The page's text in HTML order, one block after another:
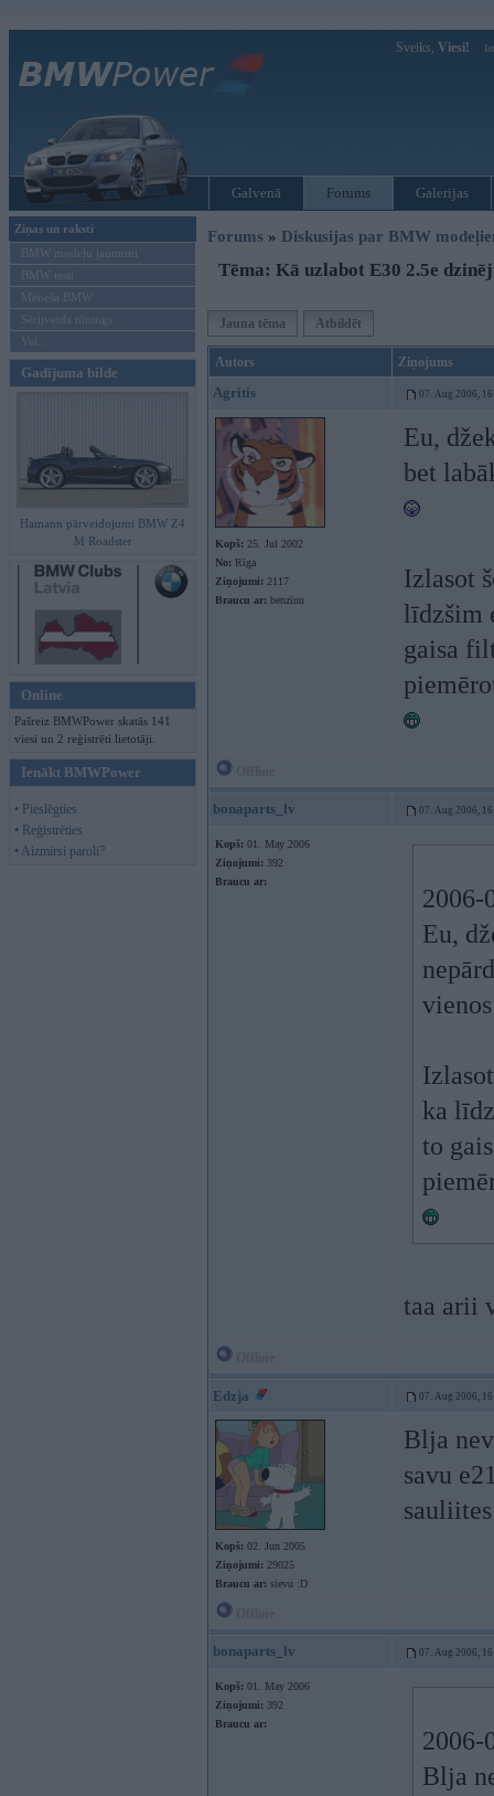
Sveiks, Viesi!
Galvenā Forums Galerijas
Ziņas un raksti
BMW modeļu jaunumi
BMW testi
Mēneša BMW
Sērijveida tūnings
Vel...
Gadījuma bilde
Hamann pārveidojumi BMW Z4
M Roadster
Online
Pašreiz BMWPower skatās 141
viesi un 2 reģistrēti lietotāji.
Ienākt BMWPower
• Pieslēgties
• Reģistrēties
• Aizmirsi paroli?
Forums » Diskusijas par BMW
Tēma: Kā uzlabot E30 2.5e
Jauna tēma Atbildēt
Autors Ziņojums
Agritis 07. Aug 2006,
Kopš: 25. Jul 2002
No: Rīga
Ziņojumi: 2117
Braucu ar: benzīnu
Eu,
bet
Izlasot
līdzšim
gaisa
bonaparts_lv 07. Aug 2006,
Kopš: 01. May 2006
Ziņojumi: 392
Braucu ar:
2006-
Eu,
ka
to
taa arii
Edzja 07. Aug 2006,
Kopš: 02. Jun 2005
Ziņojumi: 29025
Braucu ar: sievu :D
Blja
savu
bonaparts_lv 07. Aug 2006,
Kopš: 01. May 2006
Ziņojumi: 392
Braucu ar:
2006-
Blja